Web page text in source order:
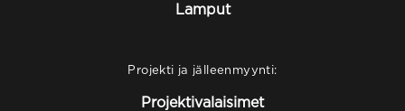
Lamput
Projekti ja jälleenmyynti:
Projektivalaisimet